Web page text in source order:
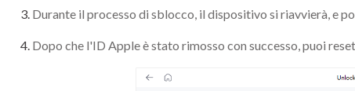
Durante il processo di sblocco, il dispositivo si riavvierà, e
Dopo che l'ID Apple è stato rimosso con successo, puoi